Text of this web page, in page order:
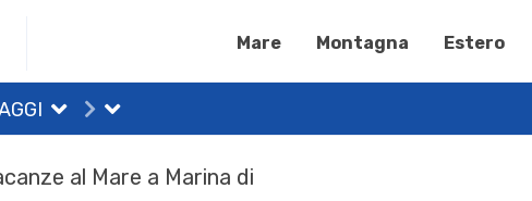
Mare Montagna Estero
al Mare a Marina di